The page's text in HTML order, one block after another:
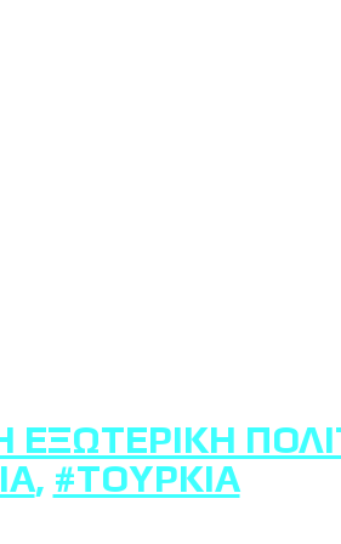
ΕΞΩΤΕΡΙΚΉ
, #ΤΟΥΡΚΊΑ